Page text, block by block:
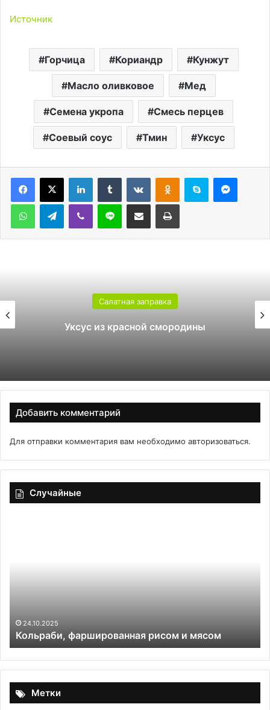
Источник
Горчица Кориандр Кунжут
Масло оливковое Мед
Семена укропа Смесь перцев
Соевый соус Тмин Уксус
LinkedInTumblr ВконтактеОдноклассники
Skype
WhatsAppTelegramViber Line Поделиться через электронную почту Печатать
Салатная заправка
Уксус из красной смородины
Добавить комментарий
Для отправки комментария вам необходимо авторизоваться.
Случайные
24.10.2025
Кольраби, фаршированная рисом и мясом
и
Метки